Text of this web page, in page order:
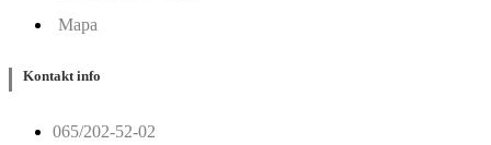
Mapa
Kontakt info
065/202-52-02